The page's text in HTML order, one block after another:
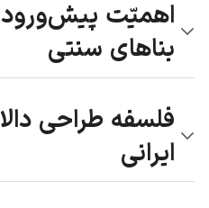
اهمیّت
بناهای سنتی
فلسفه طراحی
ایرانی